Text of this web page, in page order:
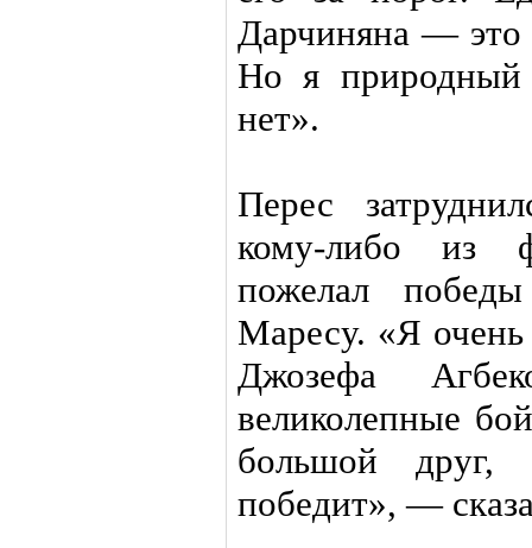
Дарчиняна — это
Но я природный
нет».
Перес
кому-либо из
пожелал
Маресу. «Я
Джозефа
великолепные
большой
победит», —